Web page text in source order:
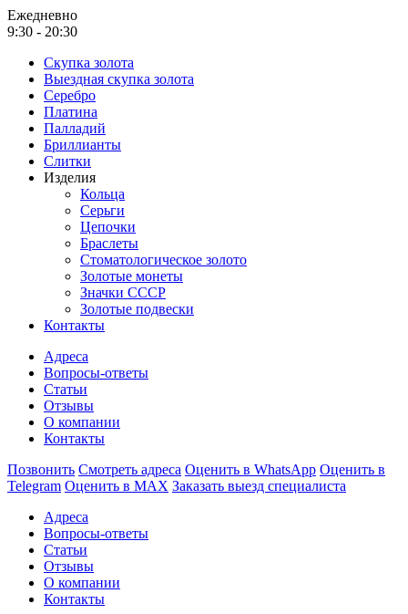
Ежедневно
9:30 - 20:30
Скупка золота
Выездная скупка золота
Серебро
Платина
Палладий
Бриллианты
Слитки
Изделия
Кольца
Серьги
Цепочки
Браслеты
Стоматологическое золото
Золотые монеты
Значки СССР
Золотые подвески
Контакты
Адреса
Вопросы-ответы
Статьи
Отзывы
О компании
Контакты
Позвонить Смотреть адреса Оценить в WhatsApp Оценить в
Telegram Оценить в MAX Заказать выезд специалиста
Адреса
Вопросы-ответы
Статьи
Отзывы
О компании
Контакты